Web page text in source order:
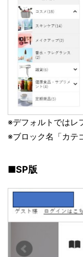
※デフォルトではレ
※ブロック名「カテ
■SP版